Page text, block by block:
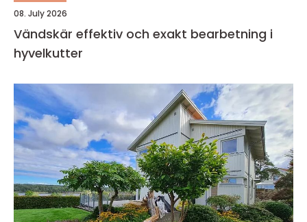
08. July 2026
Vändskär effektiv och exakt bearbetning i
hyvelkutter